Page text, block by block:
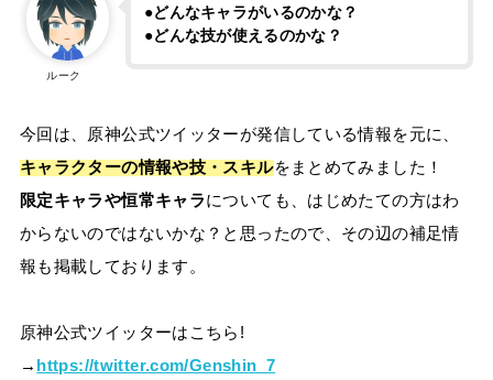
ルーク
●どんなキャラがいるのかな？
●どんな技が使えるのかな？
今回は、原神公式ツイッターが発信している情報を元に、
キャラクターの情報や技・スキルをまとめてみました！
限定キャラや恒常キャラについても、はじめたての方はわ
からないのではないかな？と思ったので、その辺の補足情
報も掲載しております。
原神公式ツイッターはこちら!
→ https://twitter.com/Genshin_7